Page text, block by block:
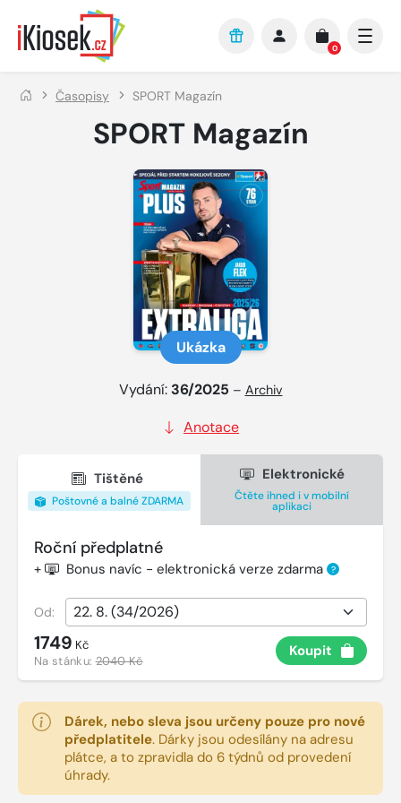
Přejít na hlavní obsah
0
Časopisy SPORT Magazín
SPORT Magazín
Ukázka
Vydání: 36/2025 – Archiv
Anotace
Tištěné
Poštovné a balné ZDARMA
Elektronické
Čtěte ihned i v mobilní
aplikaci
Roční předplatné
+ Bonus navíc - elektronická verze zdarma ?
Od:
1749 Kč
Na stánku:2040 Kč
Koupit
Dárek, nebo sleva jsou určeny pouze pro nové
předplatitele. Dárky jsou odesílány na adresu
plátce, a to zpravidla do 6 týdnů od provedení
úhrady.